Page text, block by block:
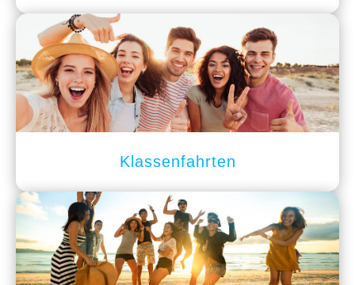
Klassenfahrten